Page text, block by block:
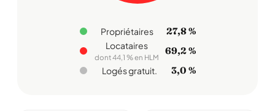
Propriétaires 27,8 %
Locataires
dont 44,1 % en HLM
69,2 %
Logés gratuit. 3,0 %